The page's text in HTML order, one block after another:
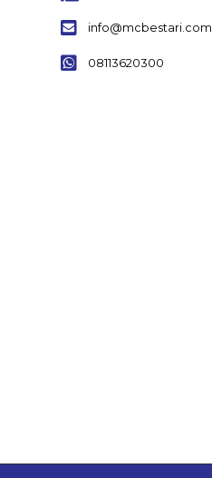
info@mcbestari.com
08113620300